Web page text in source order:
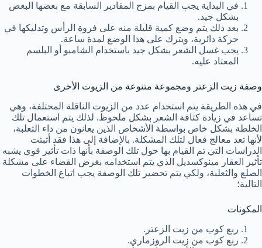
في البداية يجب القيام بمزج المقادير السابقة مع بعضها البعض
بشكل جيد.
بعد ذلك يتم وضع كمية قليلة منه على فروة الرأس وتدليكها في
حركة دائرية، ويترك على هذا الوضع لمدة ساعة.
يجب غسل الشعر بشكل جيد باستخدام الشامبو أو البلسم
المعتاد عليه.
وصفة زيت الزعتر ومجموعة متنوعة من الزيوت الأخرى
في هذه الطريقة يتم استخدام عدد من الزيوت الناقلة المختلفة، وهي
تساعد في زيادة كثافة الشعر بشكل ملحوظ. لذلك يتم استعمال تلك
الخلطة بشكل خاص بواسطة الأشخاص الذين يعانون من داء الثعلبة،
لأنها تعد معالج فعال لتلك المشكلة. بالإضافة إلى هذا فقد أثبتت
الدراسات التي تم القيام بها حول تلك الوصفة بأنها ذات تأثير قوي يشبه
تأثير العقار مينوكسديل الذي يتم استخدامه بغرض القضاء على مشكلة
الصلع والثعلبة، ولكي يتم تحضير تلك الوصفة يجب اتباع الخطوات
التالية؛
المكونات
ربع كوب من زيت الزعتر.
ربع كوب من زيت الروزماري.